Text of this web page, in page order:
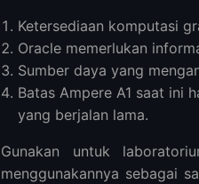
Ketersediaan komputasi
Oracle memerlukan
Sumber daya yang
Batas Ampere A1 saat ini
yang berjalan lama.
Gunakan untuk
menggunakannya sebagai